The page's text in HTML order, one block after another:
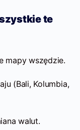
te
mapy wszędzie.
(Bali, Kolumbia,
walut.